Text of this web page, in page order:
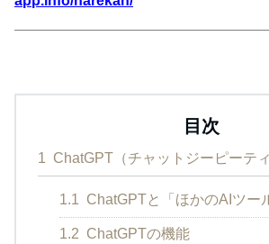
目次
1 ChatGPT（チャットジーピーテ
1.1 ChatGPTと「ほかのAIツー
1.2 ChatGPTの機能